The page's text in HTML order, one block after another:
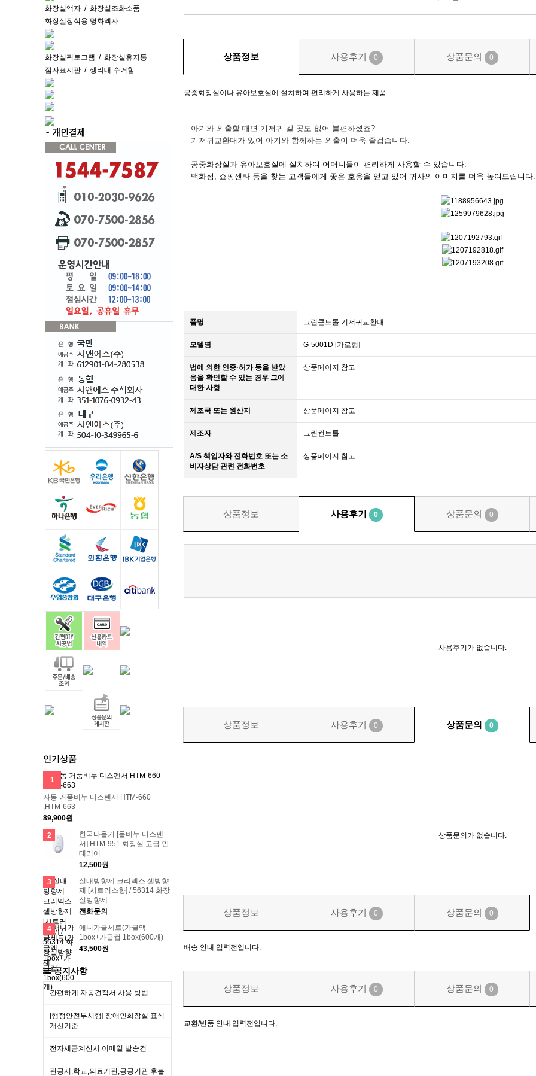
화장실액자 / 화장실조화소품
화장실장식용 명화액자
화장실픽토그램 / 화장실휴지통
점자표지판 / 생리대 수거함
인기상품
1
자동 거품비누 디스펜서 HTM-660
,HTM-663
89,900원
2
한국타올기 [물비누 디스펜
서] HTM-951 화장실 고급 인
테리어
12,500원
3
실내방향제 크리넥스 셀방향
제 [시트러스향] / 56314 화장
실방향제
전화문의
4
애니가글세트(가글액
1box+가글컵 1box(600개)
43,500원
공지사항
간편하게 자동견적서 사용 방법
[행정안전부시행] 장애인화장실 표식
개선기준
전자세금계산서 이메일 발송건
관공서,학교,의료기관,공공기관 후불
기저귀교환대 기저귀갈이대
가로형 TBC-110 [가로형]
370,000원
상품정보 사용후기 0 상품문의 0
공중화장실이나 유아보호실에 설치하여 편리하게 사용하는 제품
아기와 외출할 때면 기저귀 갈 곳도 없어 불편하셨죠?
기저귀교환대가 있어 아기와 함께하는 외출이 더욱 즐겁습니다.
- 공중화장실과 유아보호실에 설치하여 어머니들이 편리하게 사용할 수 있습니다.
- 백화점, 쇼핑센타 등을 찾는 고객들에게 좋은 호응을 얻고 있어 귀사의 이미지를 더욱 높여드립니다.
품명 그린콘트롤 기저귀교환대
모델명 G-5001D [가로형]
법에 의한 인증·허가 등을 받았
음을 확인할 수 있는 경우 그에
대한 사항
상품페이지 참고
제조국 또는 원산지 상품페이지 참고
제조자 그린컨트롤
A/S 책임자와 전화번호 또는 소
비자상담 관련 전화번호
상품페이지 참고
상품정보 사용후기 0 상품문의 0
사용후기가 없습니다.
상품정보 사용후기 0 상품문의 0
상품문의가 없습니다.
상품정보 사용후기 0 상품문의 0
배송 안내 입력전입니다.
상품정보 사용후기 0 상품문의 0
교환/반품 안내 입력전입니다.